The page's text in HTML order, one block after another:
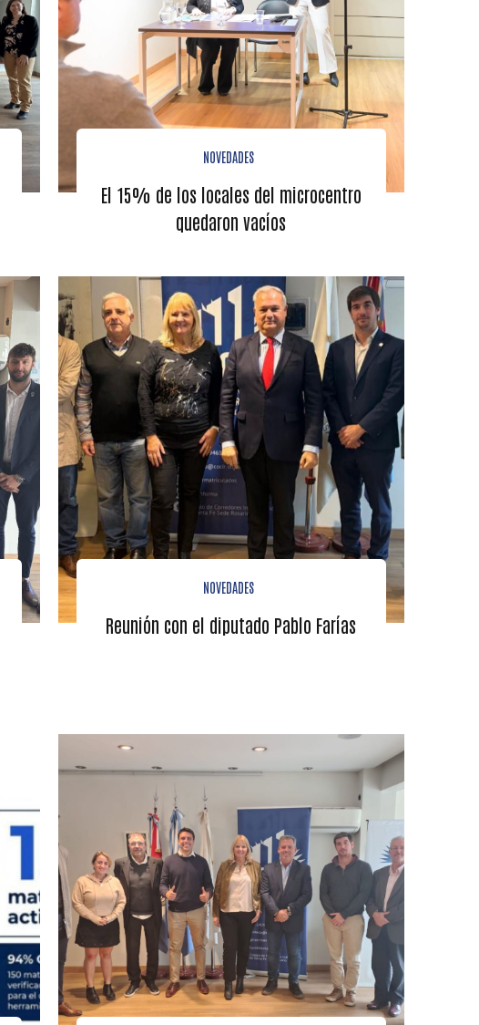
NOVEDADES
El 15% de los locales del microcentro
quedaron vacíos
NOVEDADES
Reunión con el diputado Pablo Farías